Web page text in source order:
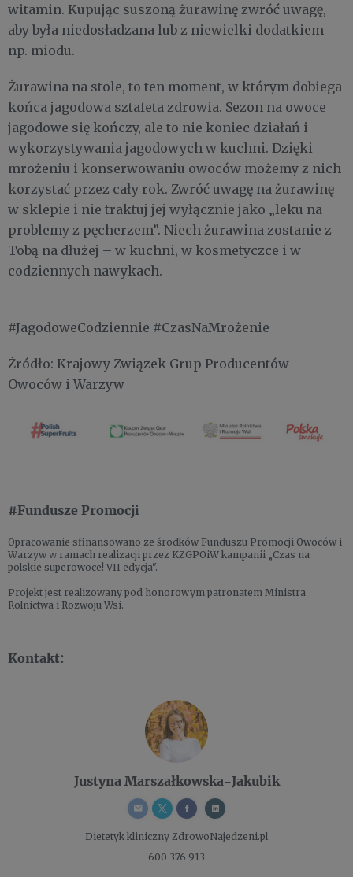
witamin. Kupując suszoną żurawinę zwróć uwagę,
aby była niedosładzana lub z niewielki dodatkiem
np. miodu.
Żurawina na stole, to ten moment, w którym dobiega
końca jagodowa sztafeta zdrowia. Sezon na owoce
jagodowe się kończy, ale to nie koniec działań i
wykorzystywania jagodowych w kuchni. Dzięki
mrożeniu i konserwowaniu owoców możemy z nich
korzystać przez cały rok. Zwróć uwagę na żurawinę
w sklepie i nie traktuj jej wyłącznie jako „leku na
problemy z pęcherzem”. Niech żurawina zostanie z
Tobą na dłużej – w kuchni, w kosmetyczce i w
codziennych nawykach.
#JagodoweCodziennie #CzasNaMrożenie
Źródło: Krajowy Związek Grup Producentów
Owoców i Warzyw
#Fundusze Promocji
Opracowanie sfinansowano ze środków Funduszu Promocji Owoców i
Warzyw w ramach realizacji przez KZGPOiW kampanii „Czas na
polskie superowoce! VII edycja".
Projekt jest realizowany pod honorowym patronatem Ministra
Rolnictwa i Rozwoju Wsi.
Kontakt:
Justyna Marszałkowska-Jakubik
Dietetyk kliniczny ZdrowoNajedzeni.pl
600 376 913